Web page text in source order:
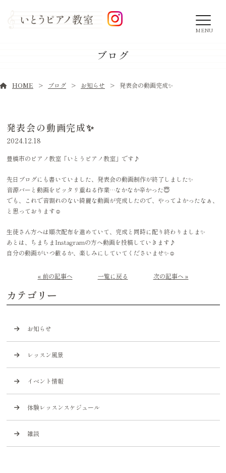
MENU
ブログ
HOME ブログ お知らせ 発表会の動画完成✨
発表会の動画完成✨
2024.12.18
豊橋市のピアノ教室「いとうピアノ教室」です♪
先日ブログにも書いていました、発表会の動画制作が終了しました✨
音源バーと動画をピッタリ重ねる作業…なかなか辛かった😇
でも、これで音割れのない綺麗な動画が完成したので、やってよかったなぁ、
と思っております☺️
生徒さん方へは順次配布を進めていて、完成と同時に配り終わりましま✨
あとは、ちまちまInstagramの方へ動画を投稿していきます♪
自分の動画がいつ載るか、楽しみにしていてくださいませ✨☺️
« 前の記事へ 一覧に戻る 次の記事へ »
カテゴリー
お知らせ
レッスン風景
イベント情報
体験レッスンスケジュール
雑談